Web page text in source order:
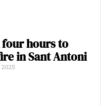
hours to
in Sant Antoni